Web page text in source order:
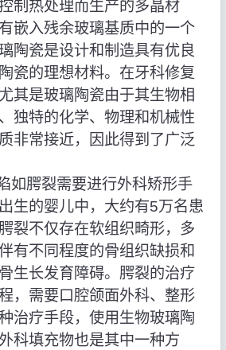
制热处理而生产的多晶材
嵌入残余玻璃基质中的一个
陶瓷是设计和制造具有优良
瓷的理想材料。在牙科修复
其是玻璃陶瓷由于其生物相
独特的化学、物理和机械性
非常接近，因此得到了广泛
如腭裂需要进行外科矫形手
生的婴儿中，大约有5万名患
裂不仅存在软组织畸形，多
有不同程度的骨组织缺损和
生长发育障碍。腭裂的治疗
，需要口腔颌面外科、整形
治疗手段，使用生物玻璃陶
科填充物也是其中一种方